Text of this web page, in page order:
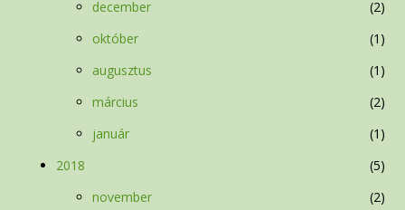
december
2
október
1
augusztus
1
március
2
január
1
2018
5
november
2